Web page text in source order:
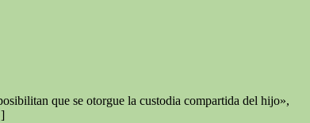
que se otorgue la custodia compartida del hijo»,